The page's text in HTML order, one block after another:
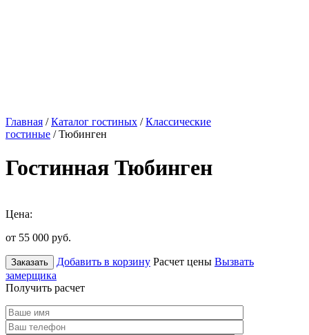
Главная /Каталог гостиных /Классические
гостиные / Тюбинген
Гостинная Тюбинген
Цена:
от 55 000 руб.
Заказать Добавить в корзину Расчет цены Вызвать
замерщика
Получить расчет